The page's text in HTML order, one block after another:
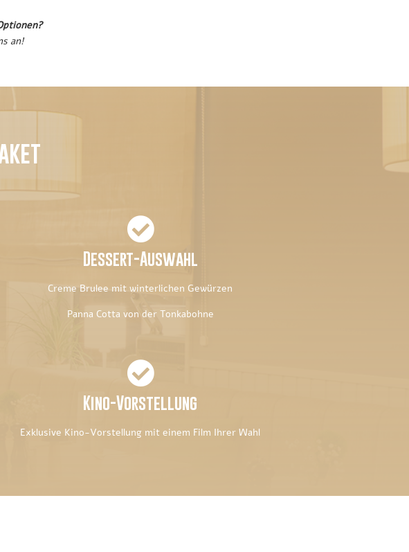
an!

Dessert-Auswahl
Creme Brulee mit winterlichen Gewürzen
Panna Cotta von der Tonkabohne

Kino-Vorstellung
Exklusive Kino-Vorstellung mit einem Film Ihrer Wahl